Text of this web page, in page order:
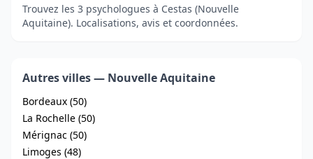
Trouvez les 3 psychologues à Cestas (Nouvelle
Aquitaine). Localisations, avis et coordonnées.
Autres villes — Nouvelle Aquitaine
Bordeaux (50)
La Rochelle (50)
Mérignac (50)
Limoges (48)